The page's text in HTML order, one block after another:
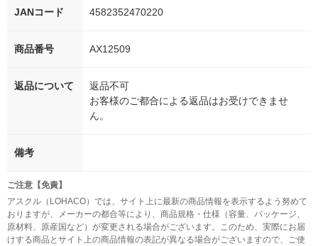
JANコード 4582352470220
商品番号 AX12509
返品について
返品不可
お客様のご都合による返品はお受けできませ
ん。
備考
ご注意【免責】
アスクル（LOHACO）では、サイト上に最新の商品情報を表示するよう努めて
おりますが、メーカーの都合等により、商品規格・仕様（容量、パッケージ、
原材料、原産国など）が変更される場合がございます。このため、実際にお届
けする商品とサイト上の商品情報の表記が異なる場合がございますので、ご使